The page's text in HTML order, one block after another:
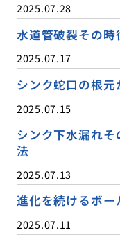
2025.07.28
水道管破裂その
2025.07.17
シンク蛇口の根
2025.07.15
シンク下水漏れ
法
2025.07.13
進化を続けるボ
2025.07.11